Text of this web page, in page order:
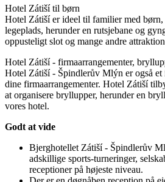
Hotel Zátiší til børn
Hotel Zátiší er ideel til familier med børn,
legeplads, herunder en rutsjebane og
oppusteligt slot og mange andre
Hotel Zátiší - firmaarrangementer,
Hotel Zátiší - Špindlerův Mlýn er også et
dine firmaarrangementer. Hotel Zátiší
at organisere bryllupper, herunder en
vores hotel.
Godt at vide
Bjerghotellet Zátiší - Špindlerův
adskillige sports-turneringer,
receptioner på højeste niveau.